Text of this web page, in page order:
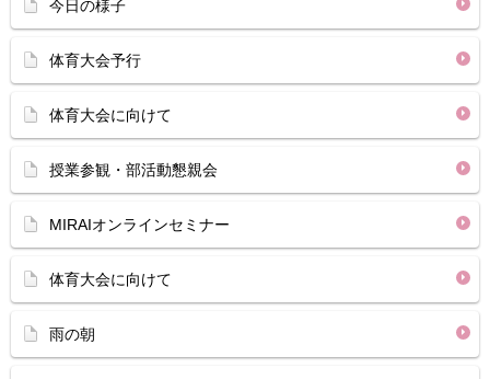
今日の様子
体育大会予行
体育大会に向けて
授業参観・部活動懇親会
MIRAIオンラインセミナー
体育大会に向けて
雨の朝